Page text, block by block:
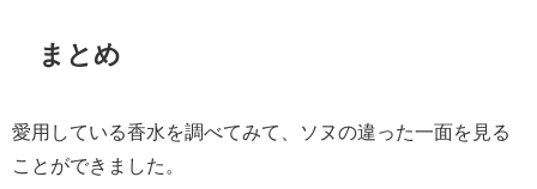
まとめ
愛用している香水を調べてみて、ソヌの違った一面を見る
ことができました。